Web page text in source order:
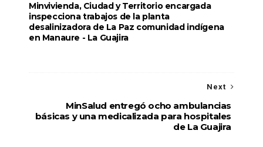
Minvivienda, Ciudad y Territorio encargada
inspecciona trabajos de la planta
desalinizadora de La Paz comunidad indígena
en Manaure - La Guajira
Next
MinSalud entregó ocho ambulancias
básicas y una medicalizada para hospitales
de La Guajira